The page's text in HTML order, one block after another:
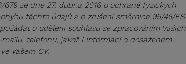
679 ze dne 27. dubna 2016 o ochraně fyzických
těchto údajů a o zrušení směrnice 95/46/ES
o udělení souhlasu se zpracováním Vašich
telefonu, jakož i informací o dosaženém
Vašem CV.